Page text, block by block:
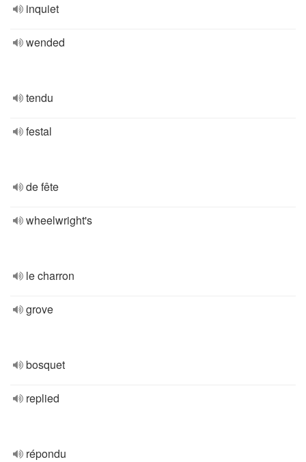
inquiet
wended
tendu
festal
de fête
wheelwright's
le charron
grove
bosquet
replied
répondu